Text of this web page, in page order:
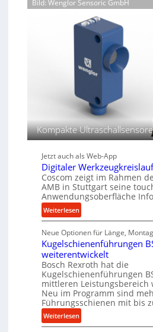
u
e
i
h
i
w
i
d
e
t
r
i
e
b
e
f
ü
r
a
u
e
U
Bild: Wenglor Sensoric GmbH
Kompakte
Jetzt auch als Web-App
Digitaler
Coscom zeigt im Rahmen
AMB in Stuttgart seine
Anwendungsoberfläche
Weiterlesen:
D
i
g
i
t
a
e
r
W
Neue Optionen für Länge,
Kugelschienenführungen
weiterentwickelt
Bosch Rexroth hat die
Kugelschienenführungen
mittleren Leistungsbereich
Neu im Programm sind
Führungsschienen mit bis
Weiterlesen:
K